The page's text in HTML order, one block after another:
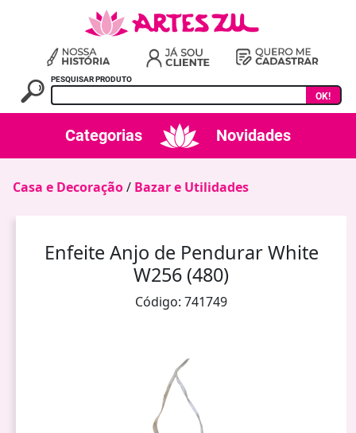
PESQUISAR PRODUTO
OK!
Categorias Novidades
Casa e Decoração/ Bazar e Utilidades
Enfeite Anjo de Pendurar White
W256 (480)
Código: 741749